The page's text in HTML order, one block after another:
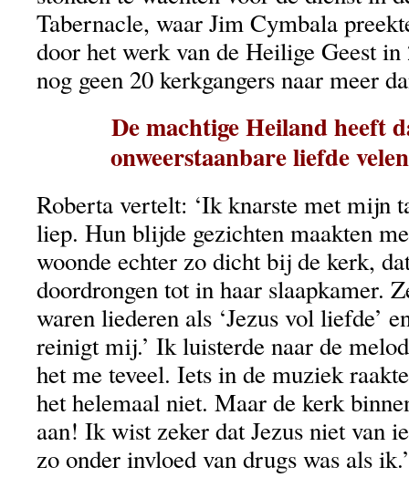
Tabernacle, waar Jim Cymbala
door het werk van de Heilige Geest
nog geen 20 kerkgangers naar meer
De machtige Heiland heeft
onweerstaanbare liefde
Roberta vertelt: ‘Ik knarste met mijn
liep. Hun blijde gezichten maakten
woonde echter zo dicht bij de kerk,
doordrongen tot in haar slaapkamer.
waren liederen als ‘Jezus vol liefde’
reinigt mij.’ Ik luisterde naar de
het me teveel. Iets in de muziek
het helemaal niet. Maar de kerk
aan! Ik wist zeker dat Jezus niet van
zo onder invloed van drugs was als ik.’